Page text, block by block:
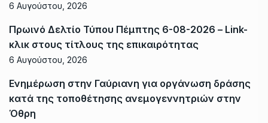
6 Αυγούστου, 2026
Πρωινό Δελτίο Τύπου Πέμπτης 6-08-2026 – Link-
κλικ στους τίτλους της επικαιρότητας
6 Αυγούστου, 2026
Ενημέρωση στην Γαύριανη για οργάνωση δράσης
κατά της τοποθέτησης ανεμογεννητριών στην
Όθρη